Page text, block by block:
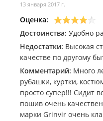
13 января 2017 г.
Оценка:
Достоинства: Удобно
Недостатки: Высокая
качестве по другому
Комментарий: Много
рубашки, куртки,
просто супер!!! Сидит
пошив очень
марки Grinvir очень